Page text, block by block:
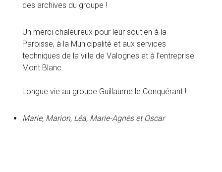
des archives du groupe !
Un merci chaleureux pour leur soutien à la
Paroisse, à la Municipalité et aux services
techniques de la ville de Valognes et à l’entreprise
Mont Blanc.
Longue vie au groupe Guillaume le Conquérant !
Marie, Marion, Léa, Marie-Agnès et Oscar